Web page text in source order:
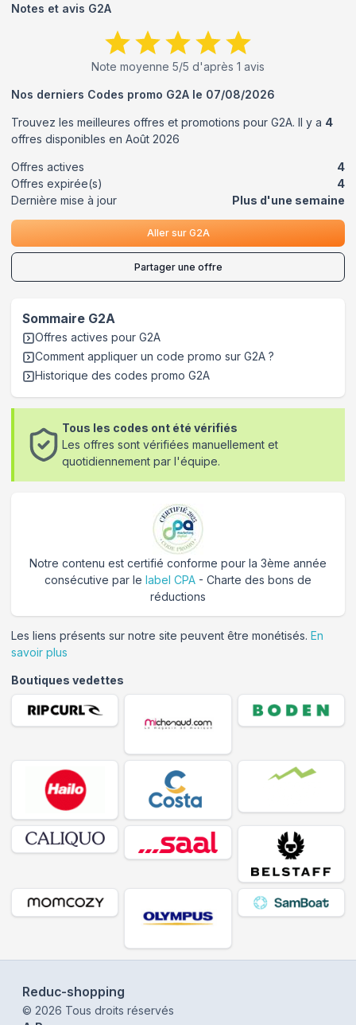
Notes et avis G2A
Note moyenne 5/5 d'après 1 avis
Nos derniers Codes promo G2A le 07/08/2026
Trouvez les meilleures offres et promotions pour G2A. Il y a 4
offres disponibles en Août 2026
Offres actives
4
Offres expirée(s)
4
Dernière mise à jour
Plus d'une semaine
Aller sur G2A
Partager une offre
Sommaire G2A
Offres actives pour G2A
Comment appliquer un code promo sur G2A ?
Historique des codes promo G2A
Tous les codes ont été vérifiés
Les offres sont vérifiées manuellement et
quotidiennement par l'équipe.
Notre contenu est certifié conforme pour la 3ème année
consécutive par le label CPA - Charte des bons de
réductions
Les liens présents sur notre site peuvent être monétisés. En
savoir plus
Boutiques vedettes
Reduc-shopping
© 2026 Tous droits réservés